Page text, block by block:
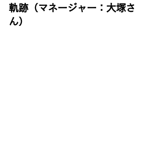
軌跡（マネージャー：大塚さ
ん）